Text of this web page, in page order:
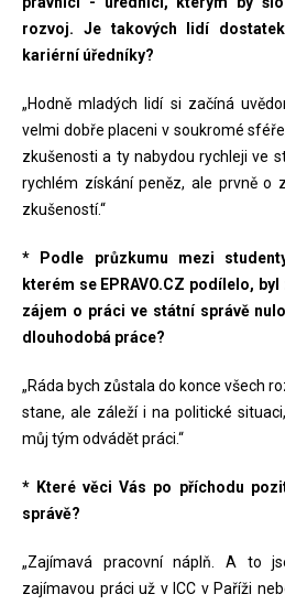
rozvoj. Je takových lidí
kariérní úředníky?
„Hodně mladých lidí si začíná
velmi dobře placeni v soukromé
zkušenosti a ty nabydou rychleji ve
rychlém získání peněz, ale prvně o
zkušeností.“
* Podle průzkumu mezi
kterém se EPRAVO.CZ podílelo,
zájem o práci ve státní správě
dlouhodobá práce?
„Ráda bych zůstala do konce všech
stane, ale záleží i na politické
můj tým odvádět práci.“
* Které věci Vás po příchodu
správě?
„Zajímavá pracovní náplň. A to
zajímavou práci už v ICC v Paříži